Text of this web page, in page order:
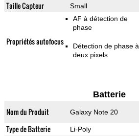
Taille Capteur Small
Propriétés autofocus
AF à détection de
phase
Détection de phase à
deux pixels
Batterie
Nom du Produit Galaxy Note 20
Type de Batterie Li-Poly